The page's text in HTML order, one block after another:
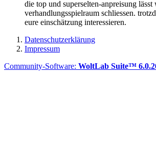
die top und superselten-anpreisung
verhandlungsspielraum schliessen.
eure einschätzung interessieren.
Datenschutzerklärung
Impressum
Community-Software: WoltLab Suite™